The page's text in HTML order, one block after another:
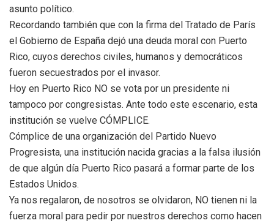
asunto político.
Recordando también que con la firma del Tratado de París
el Gobierno de España dejó una deuda moral con Puerto
Rico, cuyos derechos civiles, humanos y democráticos
fueron secuestrados por el invasor.
Hoy en Puerto Rico NO se vota por un presidente ni
tampoco por congresistas. Ante todo este escenario, esta
institución se vuelve CÓMPLICE.
Cómplice de una organización del Partido Nuevo
Progresista, una institución nacida gracias a la falsa ilusión
de que algún día Puerto Rico pasará a formar parte de los
Estados Unidos.
Ya nos regalaron, de nosotros se olvidaron, NO tienen ni la
fuerza moral para pedir por nuestros derechos como hacen